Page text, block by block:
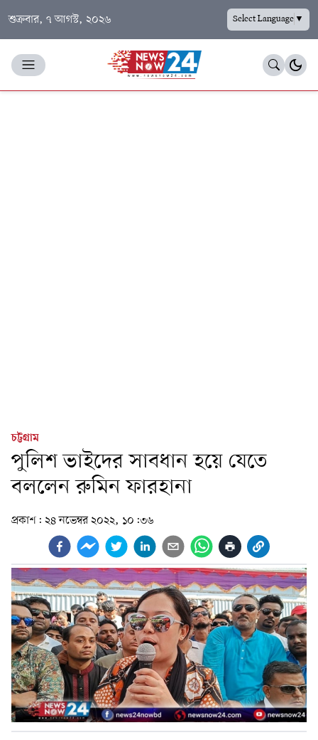
শুক্রবার, ৭ আগস্ট, ২০২৬ Select Language▼
চট্টগ্রাম
পুলিশ ভাইদের সাবধান হয়ে যেতে
বললেন রুমিন ফারহানা
প্রকাশ: ২৪ নভেম্বর ২০২২, ১০:৩৬